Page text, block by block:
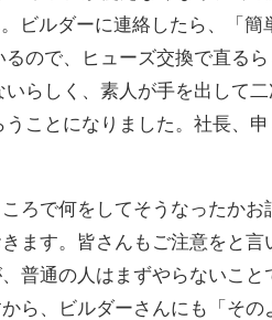
ビルダーに連絡したら、「簡
ので、ヒューズ交換で直る
らしく、素人が手を出して
ことになりました。社長、
ころで何をしてそうなったかお
ます。皆さんもご注意をと言
普通の人はまずやらないこと
ら、ビルダーさんにも「その